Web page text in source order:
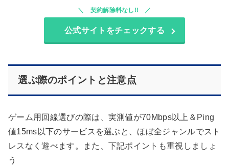
契約解除料なし!!
公式サイトをチェックする
選ぶ際のポイントと注意点
ゲーム用回線選びの際は、実測値が70Mbps以上＆Ping
値15ms以下のサービスを選ぶと、ほぼ全ジャンルでスト
レスなく遊べます。また、下記ポイントも重視しましょ
う